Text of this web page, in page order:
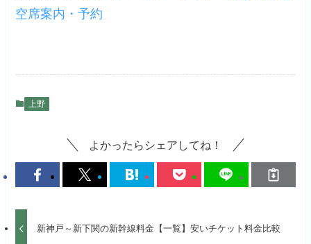
空席案内・予約
上野
よかったらシェアしてね！
新神戸～新下関の新幹線料金【一覧】安いチケット料金比較